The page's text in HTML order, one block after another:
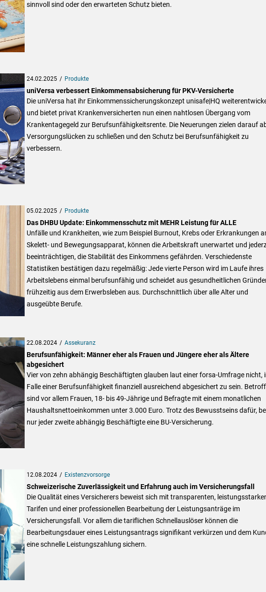
sinnvoll sind oder den erwarteten Schutz bieten.
24.02.2025 Produkte
uniVersa verbessert Einkommensabsicherung für PKV-Versicherte
Die uniVersa hat ihr Einkommenssicherungskonzept unisafe|HQ
und bietet privat Krankenversicherten nun einen nahtlosen Übergang vom
Krankentagegeld zur Berufsunfähigkeitsrente. Die Neuerungen zielen darauf
Versorgungslücken zu schließen und den Schutz bei Berufsunfähigkeit zu
verbessern.
05.02.2025 Produkte
Das DHBU Update: Einkommensschutz mit MEHR Leistung für ALLE
Unfälle und Krankheiten, wie zum Beispiel Burnout, Krebs oder Erkrankungen
Skelett- und Bewegungsapparat, können die Arbeitskraft unerwartet und
beeinträchtigen, die Stabilität des Einkommens gefährden. Verschiedenste
Statistiken bestätigen dazu regelmäßig: Jede vierte Person wird im Laufe ihres
Arbeitslebens einmal berufsunfähig und scheidet aus gesundheitlichen
frühzeitig aus dem Erwerbsleben aus. Durchschnittlich über alle Alter und
ausgeübte Berufe.
22.08.2024 Assekuranz
Berufsunfähigkeit: Männer eher als Frauen und Jüngere eher als Ältere
abgesichert
Vier von zehn abhängig Beschäftigten glauben laut einer forsa-Umfrage nicht,
Falle einer Berufsunfähigkeit finanziell ausreichend abgesichert zu sein.
sind vor allem Frauen, 18- bis 49-Jährige und Befragte mit einem monatlichen
Haushaltsnettoeinkommen unter 3.000 Euro. Trotz des Bewusstseins dafür,
nur jeder zweite abhängig Beschäftigte eine BU-Versicherung.
12.08.2024 Existenzvorsorge
Schweizerische Zuverlässigkeit und Erfahrung auch im Versicherungsfall
Die Qualität eines Versicherers beweist sich mit transparenten,
Tarifen und einer professionellen Bearbeitung der Leistungsanträge im
Versicherungsfall. Vor allem die tariflichen Schnellauslöser können die
Bearbeitungsdauer eines Leistungsantrags signifikant verkürzen und dem
eine schnelle Leistungszahlung sichern.